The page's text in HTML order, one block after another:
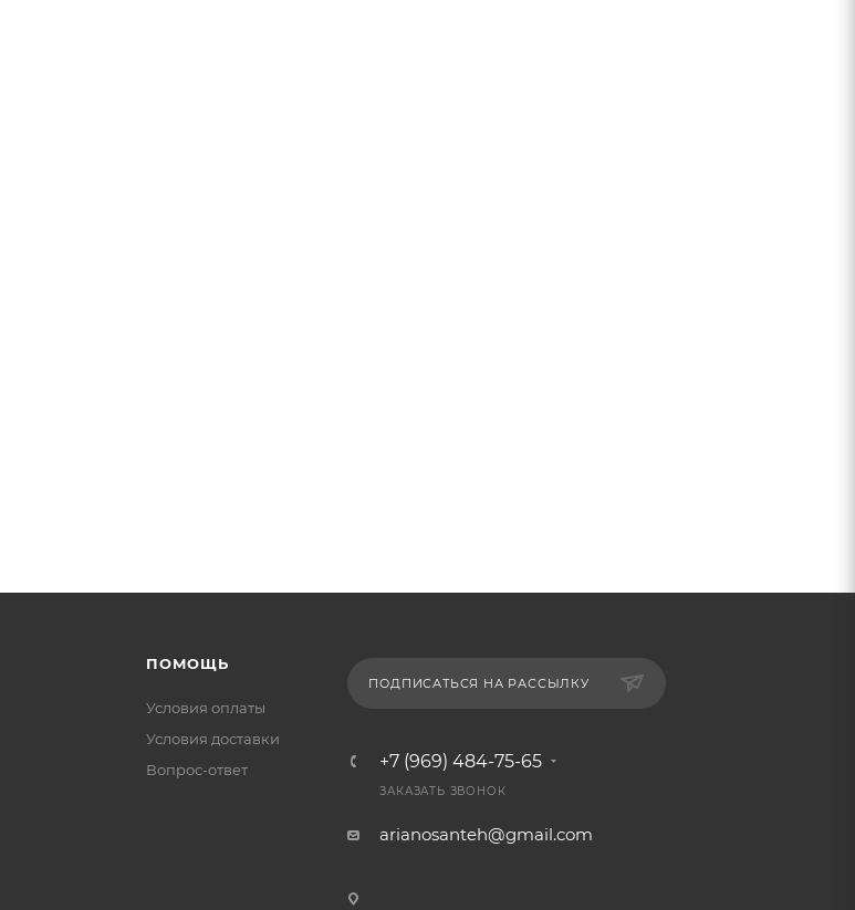
ПОМОЩЬ
Условия оплаты
Условия доставки
Вопрос-ответ
ПОДПИСАТЬСЯ НА РАССЫЛКУ
+7 (969) 484-75-65
ЗАКАЗАТЬ ЗВОНОК
arianosanteh@gmail.com